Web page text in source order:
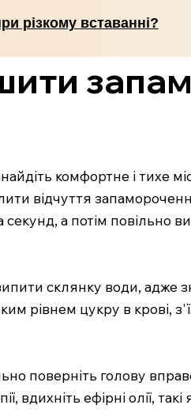
різкому вставанні?
комфортне і тихе
відчуття
а потім повільно
склянку води, адже
рівнем цукру в крові,
поверніть голову
ефірні олії,